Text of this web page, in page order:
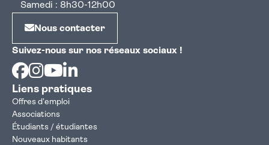
Samedi : 8h30-12h00
Nous contacter
Suivez-nous sur nos réseaux sociaux !
Facebook
Instagram
Youtube
Liens pratiques
Offres d'emploi
Associations
Étudiants / étudiantes
Nouveaux habitants